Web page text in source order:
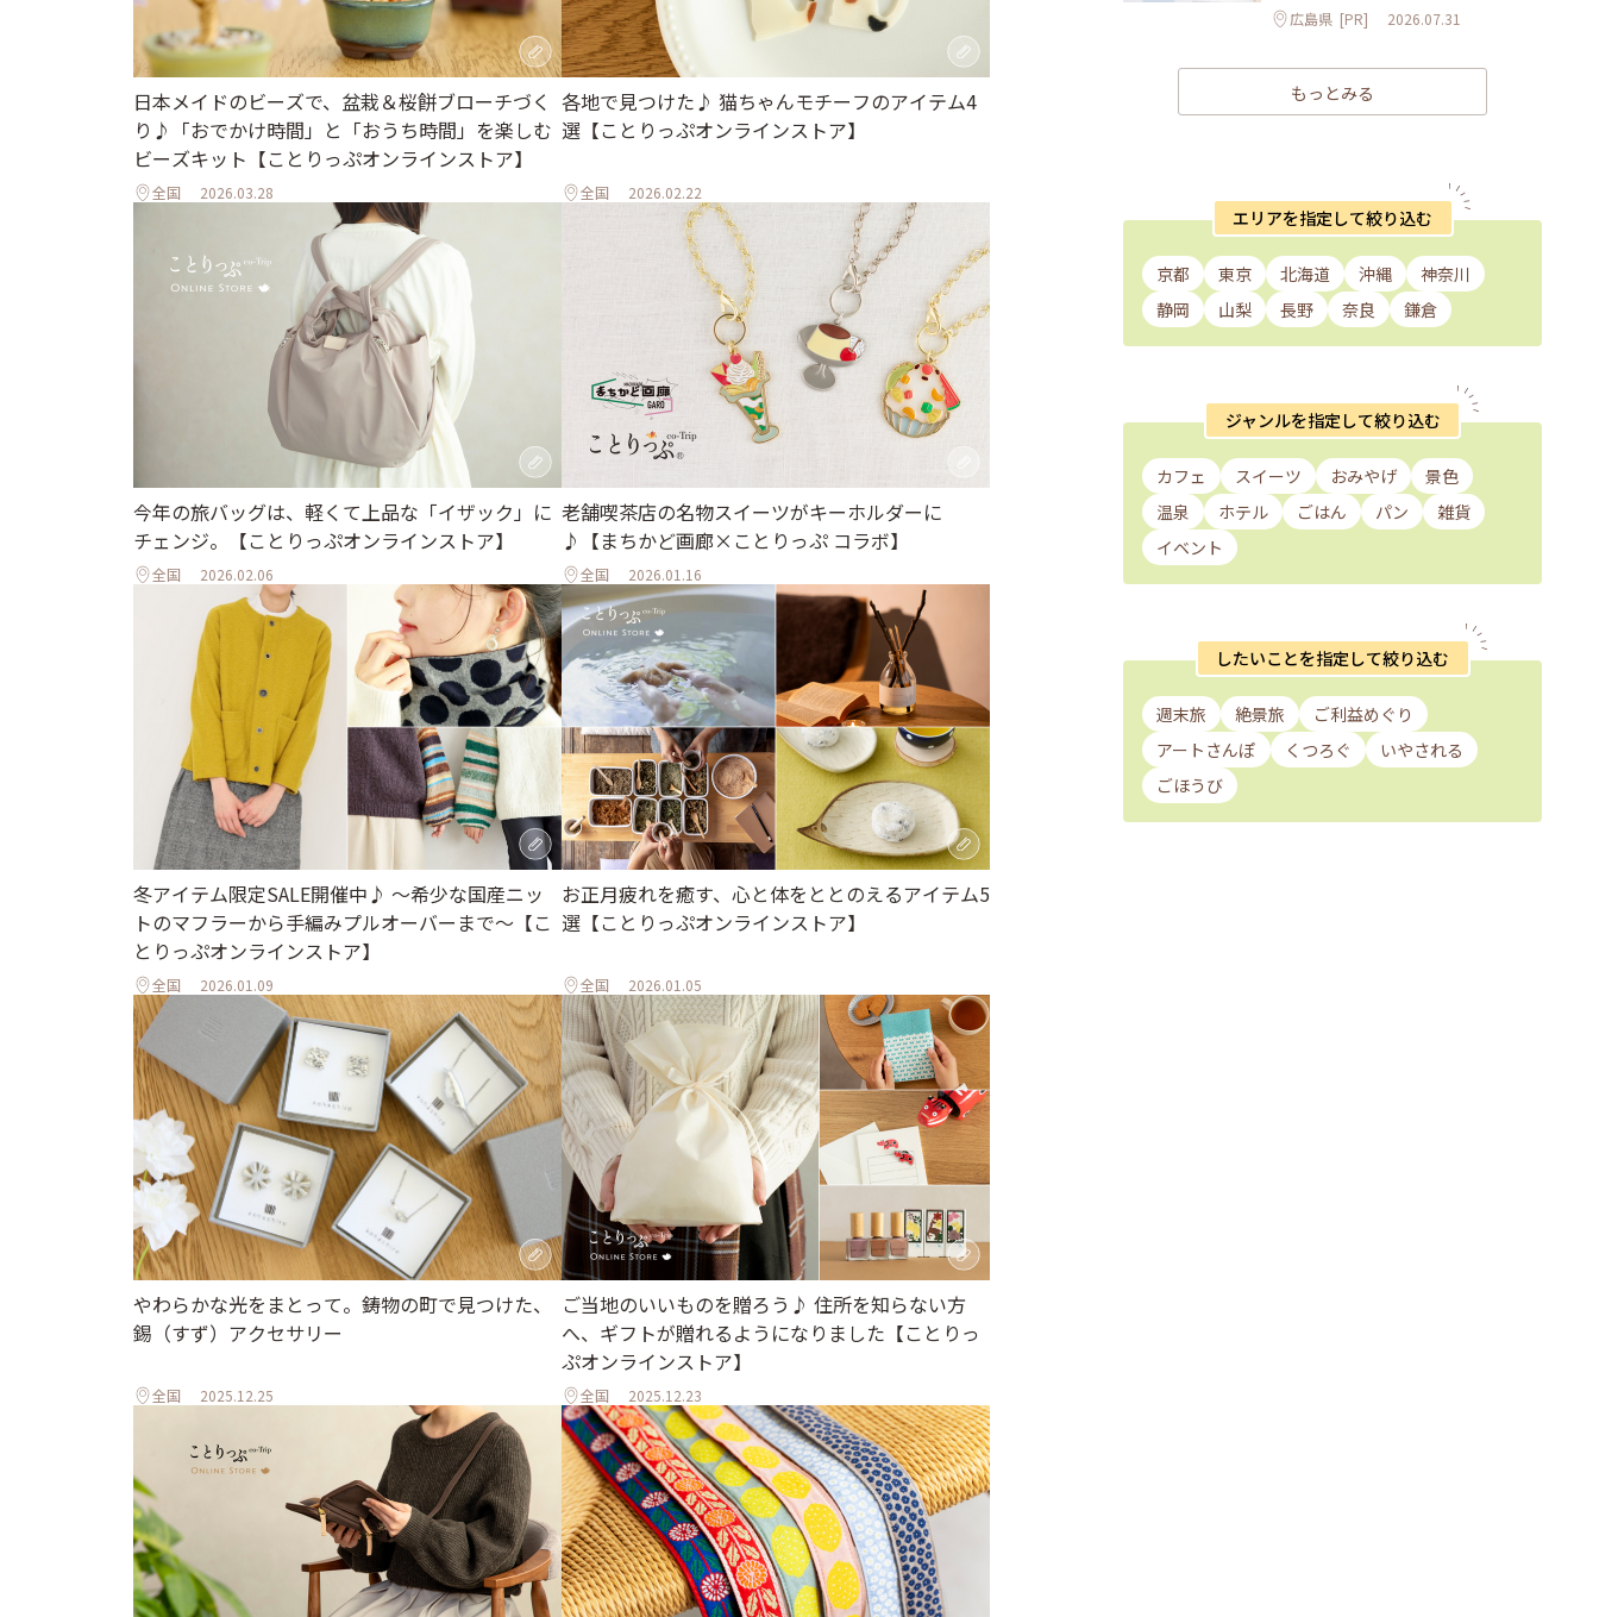
日本メイドのビーズで、盆栽＆桜餅ブローチづく
り♪「おでかけ時間」と「おうち時間」を楽しむ
ビーズキット【ことりっぷオンラインストア】
全国 2026.03.28
各地で見つけた♪ 猫ちゃんモチーフのアイテム4
選【ことりっぷオンラインストア】
全国 2026.02.22
今年の旅バッグは、軽くて上品な「イザック」に
チェンジ。【ことりっぷオンラインストア】
全国 2026.02.06
老舗喫茶店の名物スイーツがキーホルダーに
♪【まちかど画廊×ことりっぷ コラボ】
全国 2026.01.16
冬アイテム限定SALE開催中♪ ～希少な国産ニッ
トのマフラーから手編みプルオーバーまで～【こ
とりっぷオンラインストア】
全国 2026.01.09
お正月疲れを癒す、心と体をととのえるアイテム5
選【ことりっぷオンラインストア】
全国 2026.01.05
やわらかな光をまとって。鋳物の町で見つけた、
錫（すず）アクセサリー
全国 2025.12.25
ご当地のいいものを贈ろう♪ 住所を知らない方
へ、ギフトが贈れるようになりました【ことりっ
ぷオンラインストア】
全国 2025.12.23
広島県 [PR] 2026.07.31
もっとみる
エリアを指定して絞り込む
京都 東京 北海道 沖縄
神奈川
静岡
山梨 長野 奈良 鎌倉
ジャンルを指定して絞り込む
カフェ スイーツ おみやげ
景色
温泉
ホテル ごはん パン
雑貨
イベント
したいことを指定して絞り込む
週末旅 絶景旅
ご利益めぐり
アートさんぽ
くつろぐ
いやされる
ごほうび